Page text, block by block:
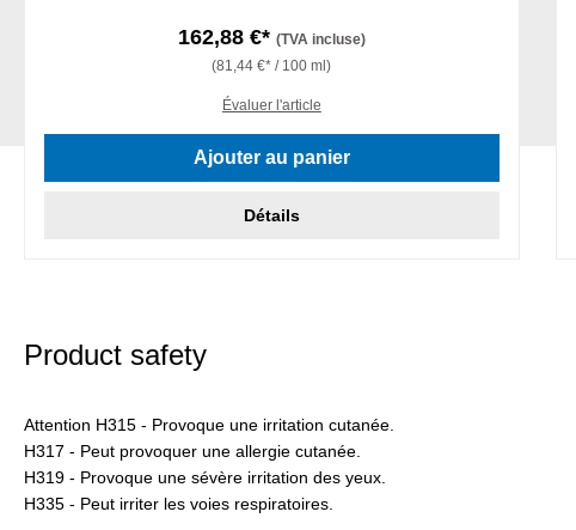
162,88 €* (TVA incluse)
(81,44 €* / 100 ml)
Évaluer l'article
Ajouter au panier
Détails
Product safety
Attention H315 - Provoque une irritation cutanée.
H317 - Peut provoquer une allergie cutanée.
H319 - Provoque une sévère irritation des yeux.
H335 - Peut irriter les voies respiratoires.